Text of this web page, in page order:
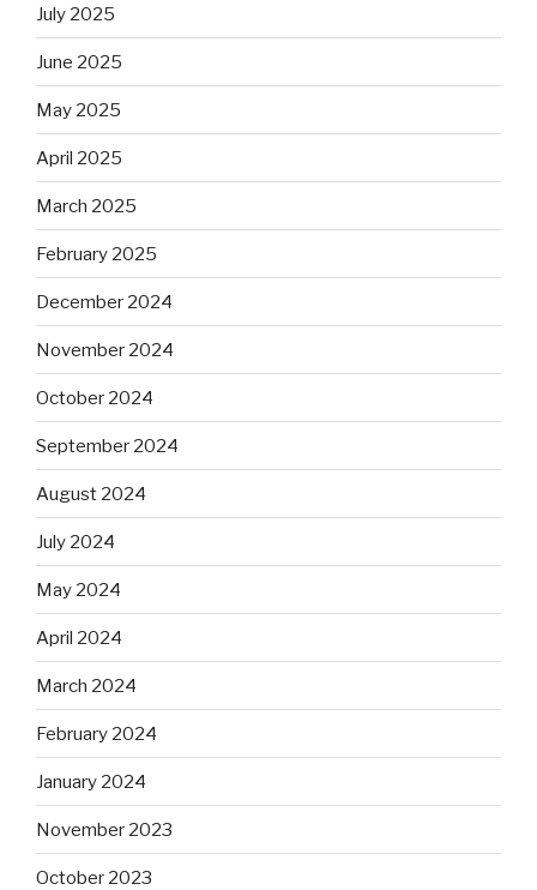
July 2025
June 2025
May 2025
April 2025
March 2025
February 2025
December 2024
November 2024
October 2024
September 2024
August 2024
July 2024
May 2024
April 2024
March 2024
February 2024
January 2024
November 2023
October 2023